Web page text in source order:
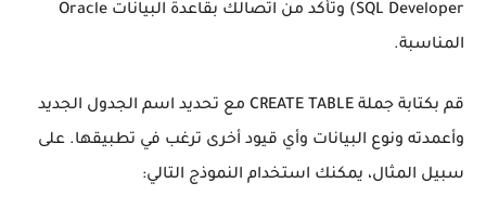
SQL Developer) وتأكد من اتصالك بقاعدة البيانات Oracle
المناسبة.
قم بكتابة جملة CREATE TABLE مع تحديد اسم الجدول الجديد
وأعمدته ونوع البيانات وأي قيود أخرى ترغب في تطبيقها. على
سبيل المثال، يمكنك استخدام النموذج التالي: